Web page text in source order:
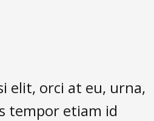
elit, orci at eu, urna,
tempor etiam id